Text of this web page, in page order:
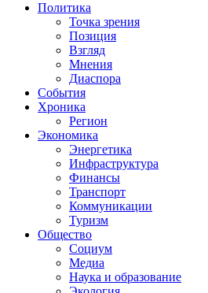
Политика
Точка зрения
Позиция
Взгляд
Мнения
Диаспора
События
Хроника
Регион
Экономика
Энергетика
Инфраструктура
Финансы
Транспорт
Коммуникации
Туризм
Общество
Социум
Медиа
Наука и образование